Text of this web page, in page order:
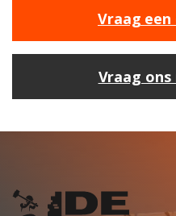
Vraag
Vraag ons